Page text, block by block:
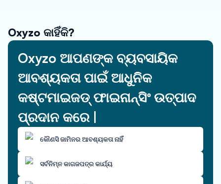
Oxyzo କାହିଁକି?
Oxyzo ଆପଣଙ୍କ ବ୍ୟବସାୟିକ
ଆବଶ୍ୟକତା ପାଇଁ ଆଧୁନିକ
କଷ୍ଟମାଇଜଡ୍ ଫାଇନାନ୍ସିଂ ଉତ୍ପାଦ
ପ୍ରଦାନ କରେ |
କୌଣସି ଜାମିନର ଆବଶ୍ୟକତା ନାହିଁ
ସର୍ବନିମ୍ନ କାଗଜପତ୍ର କାର୍ଯ୍ୟ